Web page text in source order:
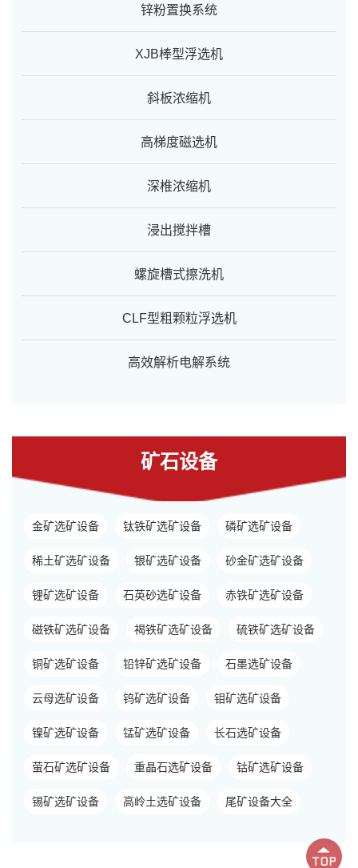
锌粉置换系统
XJB棒型浮选机
斜板浓缩机
高梯度磁选机
深椎浓缩机
浸出搅拌槽
螺旋槽式擦洗机
CLF型粗颗粒浮选机
高效解析电解系统
矿石设备
金矿选矿设备 钛铁矿选矿设备 磷矿选矿设备
稀土矿选矿设备 银矿选矿设备 砂金矿选矿设备
锂矿选矿设备 石英砂选矿设备 赤铁矿选矿设备
磁铁矿选矿设备 褐铁矿选矿设备 硫铁矿选矿设备
铜矿选矿设备 铅锌矿选矿设备 石墨选矿设备
云母选矿设备 钨矿选矿设备 钼矿选矿设备
镍矿选矿设备 锰矿选矿设备 长石选矿设备
萤石矿选矿设备 重晶石选矿设备 钴矿选矿设备
锡矿选矿设备 高岭土选矿设备 尾矿设备大全